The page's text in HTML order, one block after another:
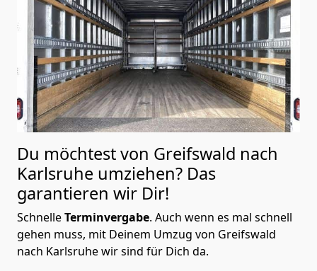
Du möchtest von Greifswald nach
Karlsruhe umziehen? Das
garantieren wir Dir!
SchnelleTerminvergabe. Auch wenn es mal schnell
gehen muss, mit Deinem Umzug von Greifswald
nach Karlsruhe wir sind für Dich da.